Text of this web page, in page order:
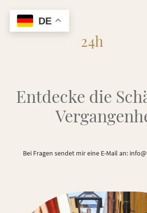
24h
Entdecke die
Bei Fragen sendet mir eine E-Mail an:
DE